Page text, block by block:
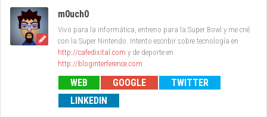
m0uch0
Vivo para la informática, entreno para la Super Bowl y me crié
con la Super Nintendo. Intento escribir sobre tecnología en
http://cafedixital.com y de deporte en
http://bloginterference.com
WEB GOOGLE
TWITTER
LINKEDIN